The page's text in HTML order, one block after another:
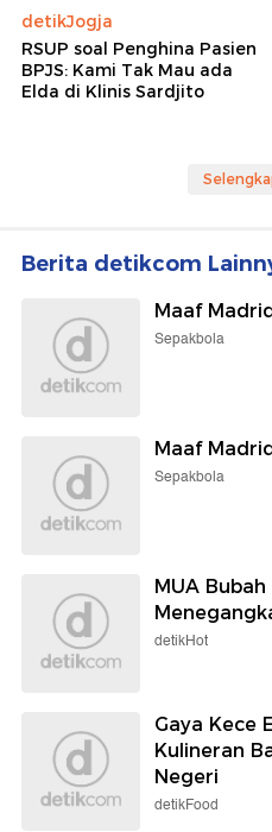
detikJogja
RSUP soal Penghina Pasien
BPJS: Kami Tak Mau ada
Elda di Klinis Sardjito
Berita detikcom
Maaf
Sepakbola
Maaf
Sepakbola
MUA
detikHot
Gaya Kece
Kulineran
Negeri
detikFood